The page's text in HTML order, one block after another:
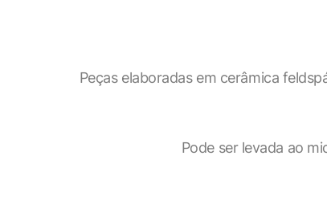
Peças elaboradas em cerâmica
Pode ser levada ao
Este site usa cookies
categorizados como